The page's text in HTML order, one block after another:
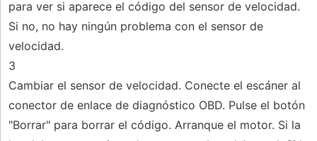
para ver si aparece el código del sensor de velocidad.
Si no, no hay ningún problema con el sensor de
velocidad.
3
Cambiar el sensor de velocidad. Conecte el escáner al
conector de enlace de diagnóstico OBD. Pulse el botón
"Borrar" para borrar el código. Arranque el motor. Si la